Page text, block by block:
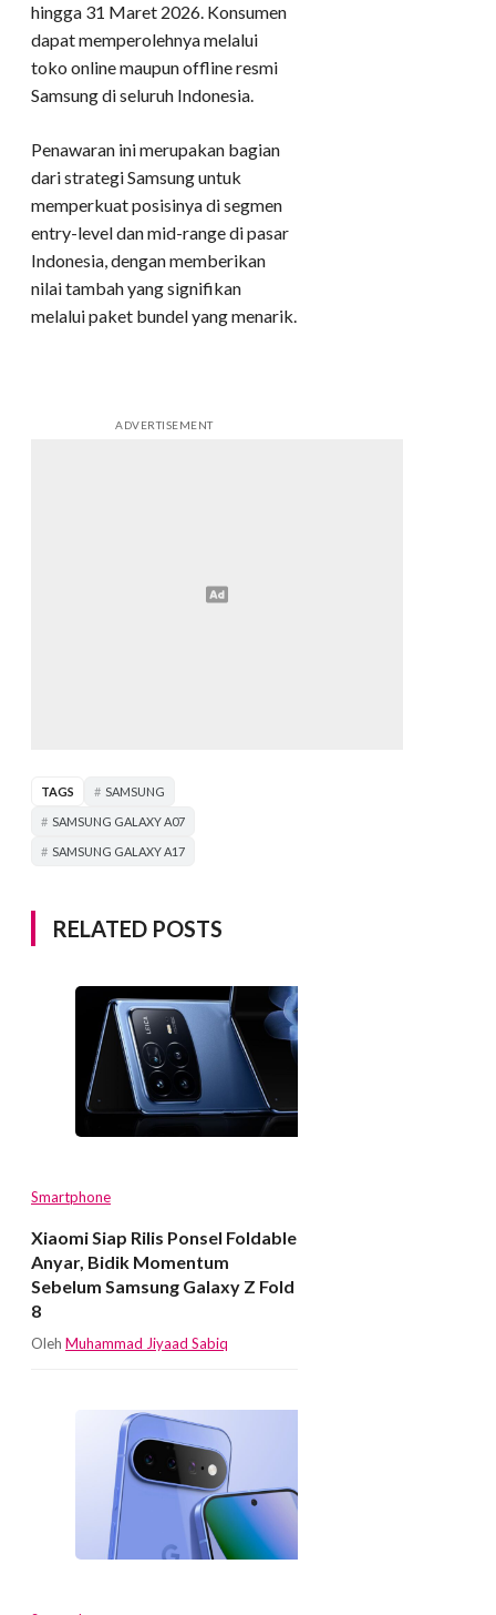
hingga 31 Maret 2026. Konsumen
dapat memperolehnya melalui
toko online maupun offline resmi
Samsung di seluruh Indonesia.
Penawaran ini merupakan bagian
dari strategi Samsung untuk
memperkuat posisinya di segmen
entry-level dan mid-range di pasar
Indonesia, dengan memberikan
nilai tambah yang signifikan
melalui paket bundel yang menarik.
ADVERTISEMENT
TAGS SAMSUNG
SAMSUNG GALAXY A07
SAMSUNG GALAXY A17
RELATED POSTS
Smartphone
Xiaomi Siap Rilis Ponsel Foldable
Anyar, Bidik Momentum
Sebelum Samsung Galaxy Z Fold
8
Oleh Muhammad Jiyaad Sabiq